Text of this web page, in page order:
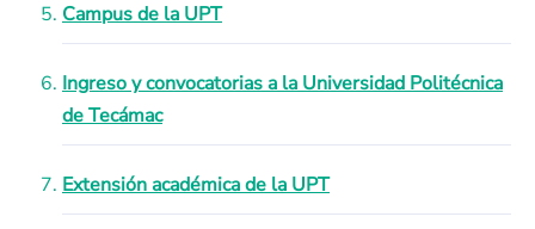
Campus de la UPT
Ingreso y convocatorias a la Universidad Politécnica
de Tecámac
Extensión académica de la UPT